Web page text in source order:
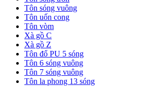
Tôn sóng vuông
Tôn uốn cong
Tôn vòm
Xà gồ C
Xà gồ Z
Tôn đổ PU 5 sóng
Tôn 6 sóng vuông
Tôn 7 sóng vuông
Tôn la phong 13 sóng